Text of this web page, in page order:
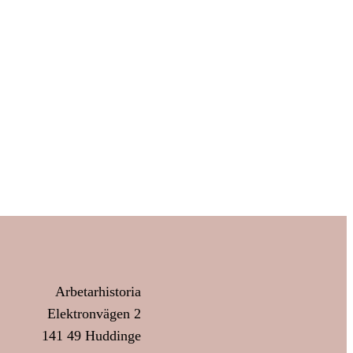
Arbetarhistoria
Elektronvägen 2
141 49 Huddinge